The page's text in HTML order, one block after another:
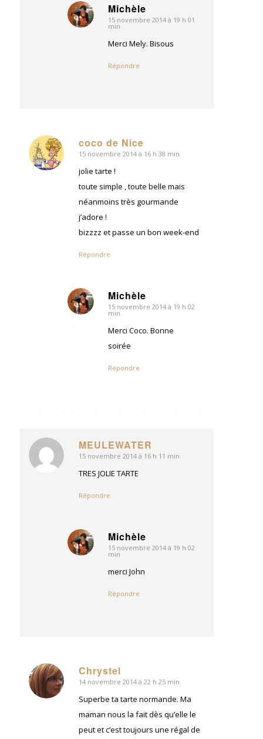
Michèle
dit
15 novembre 2014 à 19 h 01
min
Merci Mely. Bisous
Répondre
coco de Nice
dit
:
15 novembre 2014 à 16 h 38 min
jolie tarte !
toute simple , toute belle mais
néanmoins très gourmande
j’adore !
bizzzz et passe un bon week-end
Répondre
Michèle
dit
15 novembre 2014 à 19 h 02
min
Merci Coco. Bonne
soirée
Répondre
MEULEWATER
dit
:
15 novembre 2014 à 16 h 11 min
TRES JOLIE TARTE
Répondre
Michèle
dit
15 novembre 2014 à 19 h 02
min
merci John
Répondre
Chrystel
dit
:
14 novembre 2014 à 22 h 25 min
Superbe ta tarte normande. Ma
maman nous la fait dès qu’elle le
peut et c’est toujours une régal de